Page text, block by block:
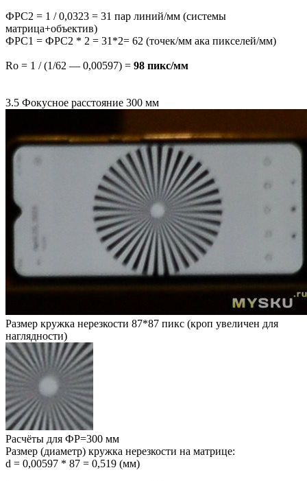
ФРС2 = 1 / 0,0323 = 31 пар линий/мм (системы
матрица+объектив)
ФРС1 = ФРС2 * 2 = 31*2= 62 (точек/мм ака пикселей/мм)
Ro = 1 / (1/62 — 0,00597) = 98 пикс/мм
3.5 Фокусное расстояние 300 мм
Размер кружка нерезкости 87*87 пикс (кроп увеличен для
наглядности)
Расчёты для ФР=300 мм
Размер (диаметр) кружка нерезкости на матрице:
d = 0,00597 * 87 = 0,519 (мм)